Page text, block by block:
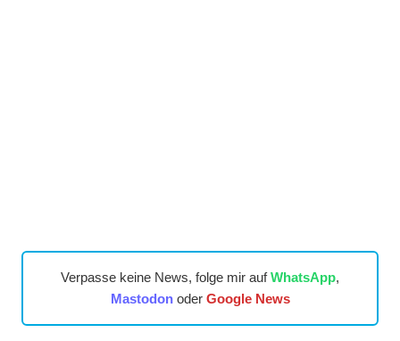
Verpasse keine News, folge mir aufWhatsApp,
Mastodonoder Google News